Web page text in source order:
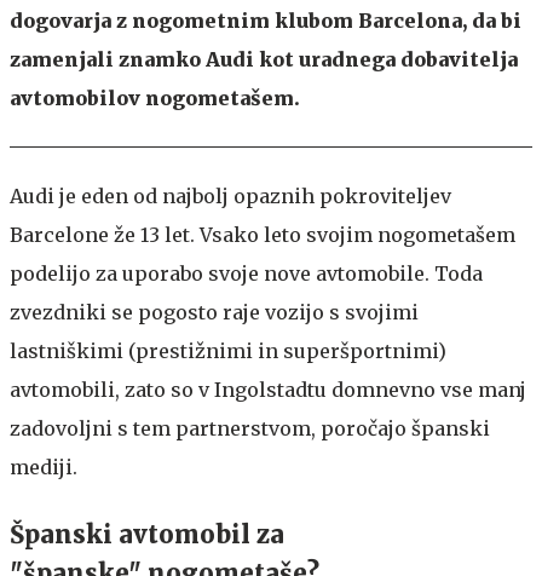
dogovarja z nogometnim klubom Barcelona, da bi
zamenjali znamko Audi kot uradnega dobavitelja
avtomobilov nogometašem.
Audi je eden od najbolj opaznih pokroviteljev
Barcelone že 13 let. Vsako leto svojim nogometašem
podelijo za uporabo svoje nove avtomobile. Toda
zvezdniki se pogosto raje vozijo s svojimi
lastniškimi (prestižnimi in superšportnimi)
avtomobili, zato so v Ingolstadtu domnevno vse manj
zadovoljni s tem partnerstvom, poročajo španski
mediji.
Španski avtomobil za